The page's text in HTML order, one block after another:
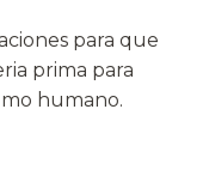
para que
prima para
humano.